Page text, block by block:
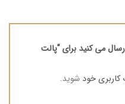
می کنید برای “پالت
خود شوید.